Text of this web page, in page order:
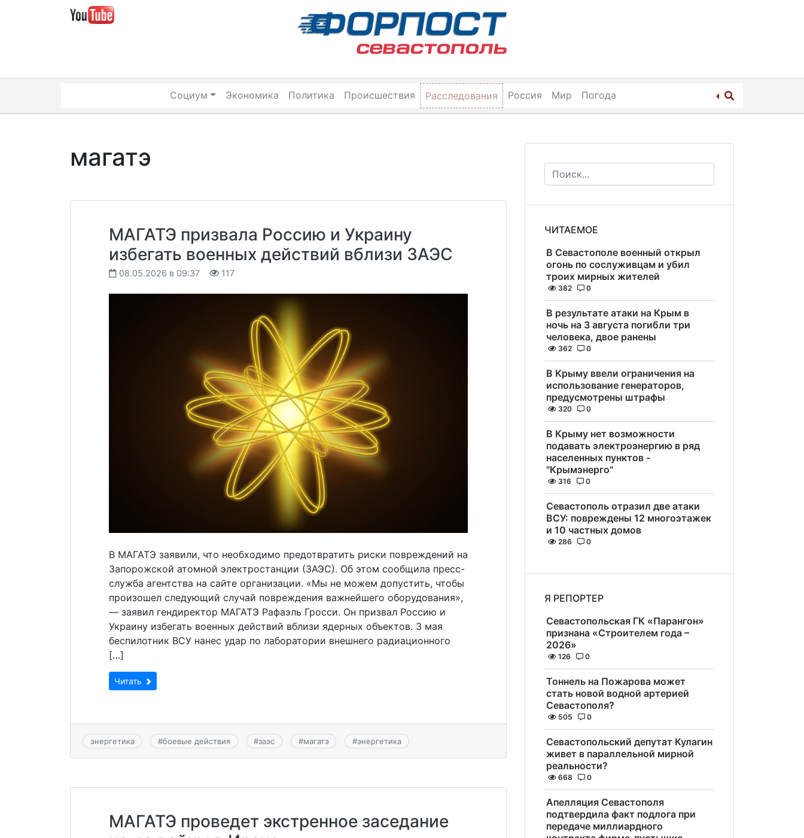
Социум Экономика Политика Происшествия Расследования Россия Мир Погода
магатэ
МАГАТЭ призвала Россию и Украину
избегать военных действий вблизи ЗАЭС
08.05.2026 в 09:37 117
В МАГАТЭ заявили, что необходимо предотвратить риски повреждений на
Запорожской атомной электростанции (ЗАЭС). Об этом сообщила пресс-
служба агентства на сайте организации. «Мы не можем допустить, чтобы
произошел следующий случай повреждения важнейшего оборудования»,
— заявил гендиректор МАГАТЭ Рафаэль Гросси. Он призвал Россию и
Украину избегать военных действий вблизи ядерных объектов. 3 мая
беспилотник ВСУ нанес удар по лаборатории внешнего радиационного
[…]
Читать
энергетика #боевые действия #заэс #магатэ #энергетика
МАГАТЭ проведет экстренное заседание
ЧИТАЕМОЕ
В Севастополе военный открыл
огонь по сослуживцам и убил
троих мирных жителей
382 0
В результате атаки на Крым в
ночь на 3 августа погибли три
человека, двое ранены
362 0
В Крыму ввели ограничения на
использование генераторов,
предусмотрены штрафы
320 0
В Крыму нет возможности
подавать электроэнергию в ряд
населенных пунктов -
"Крымэнерго"
316 0
Севастополь отразил две атаки
ВСУ: повреждены 12 многоэтажек
и 10 частных домов
286 0
Я РЕПОРТЕР
Севастопольская ГК «Парангон»
признана «Строителем года –
2026»
126 0
Тоннель на Пожарова может
стать новой водной артерией
Севастополя?
505 0
Севастопольский депутат Кулагин
живет в параллельной мирной
реальности?
668 0
Апелляция Севастополя
подтвердила факт подлога при
передаче миллиардного